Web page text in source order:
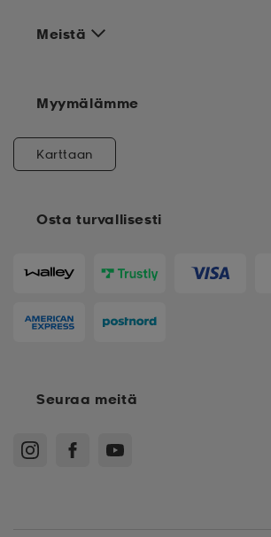
Meistä
Osta turvallisesti
Myymälämme
Karttaan
Seuraa meitä